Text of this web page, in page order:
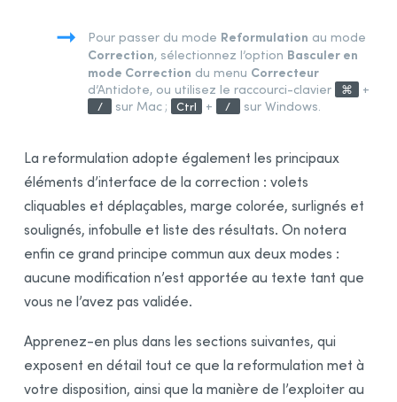
Pour passer du mode Reformulation au mode
Correction, sélectionnez l’option Basculer en
mode Correction du menu Correcteur
d’Antidote, ou utilisez le raccourci-clavier ⌘ +
/ sur Mac ; Ctrl + / sur Windows.
La reformulation adopte également les principaux
éléments d’interface de la correction : volets
cliquables et déplaçables, marge colorée, surlignés et
soulignés, infobulle et liste des résultats. On notera
enfin ce grand principe commun aux deux modes :
aucune modification n’est apportée au texte tant que
vous ne l’avez pas validée.
Apprenez-en plus dans les sections suivantes, qui
exposent en détail tout ce que la reformulation met à
votre disposition, ainsi que la manière de l’exploiter au